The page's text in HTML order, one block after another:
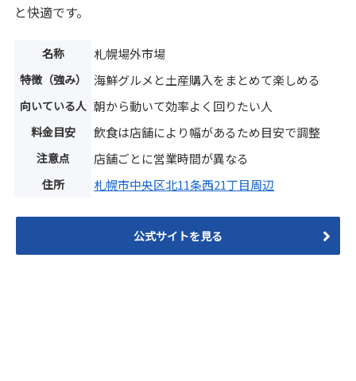
と快適です。
名称 札幌場外市場
特徴（強み） 海鮮グルメと土産購入をまとめて楽しめる
向いている人 朝から動いて効率よく回りたい人
料金目安 飲食は店舗により幅があるため目安で調整
注意点 店舗ごとに営業時間が異なる
住所 札幌市中央区北11条西21丁目周辺
公式サイトを見る